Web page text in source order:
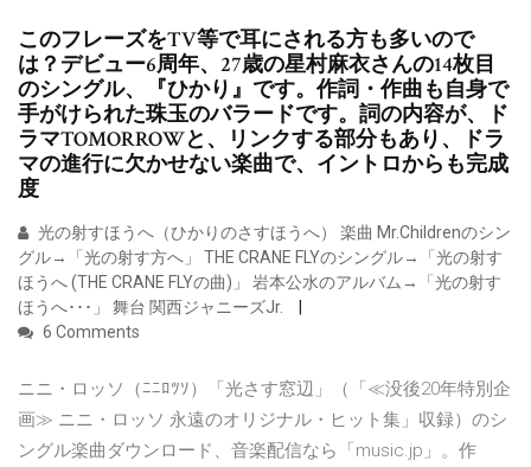
このフレーズをTV等で耳にされる方も多いので
は？デビュー6周年、27歳の星村麻衣さんの14枚目
のシングル、『ひかり』です。作詞・作曲も自身で
手がけられた珠玉のバラードです。詞の内容が、ド
ラマTOMORROWと、リンクする部分もあり、ドラ
マの進行に欠かせない楽曲で、イントロからも完成
度
光の射すほうへ（ひかりのさすほうへ） 楽曲 Mr.Childrenのシン
グル→「光の射す方へ」 THE CRANE FLYのシングル→「光の射す
ほうへ (THE CRANE FLYの曲)」 岩本公水のアルバム→「光の射す
ほうへ･･･」 舞台 関西ジャニーズJr.
6 Comments
ニニ・ロッソ（ﾆﾆﾛﾂｿ）「光さす窓辺」（「≪没後20年特別企
画≫ ニニ・ロッソ 永遠のオリジナル・ヒット集」収録）のシ
ングル楽曲ダウンロード、音楽配信なら「music.jp」。作